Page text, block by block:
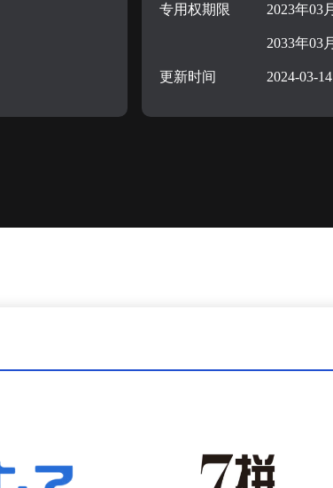
专用权期限 2023年03
2033年03
更新时间 2024-03-14